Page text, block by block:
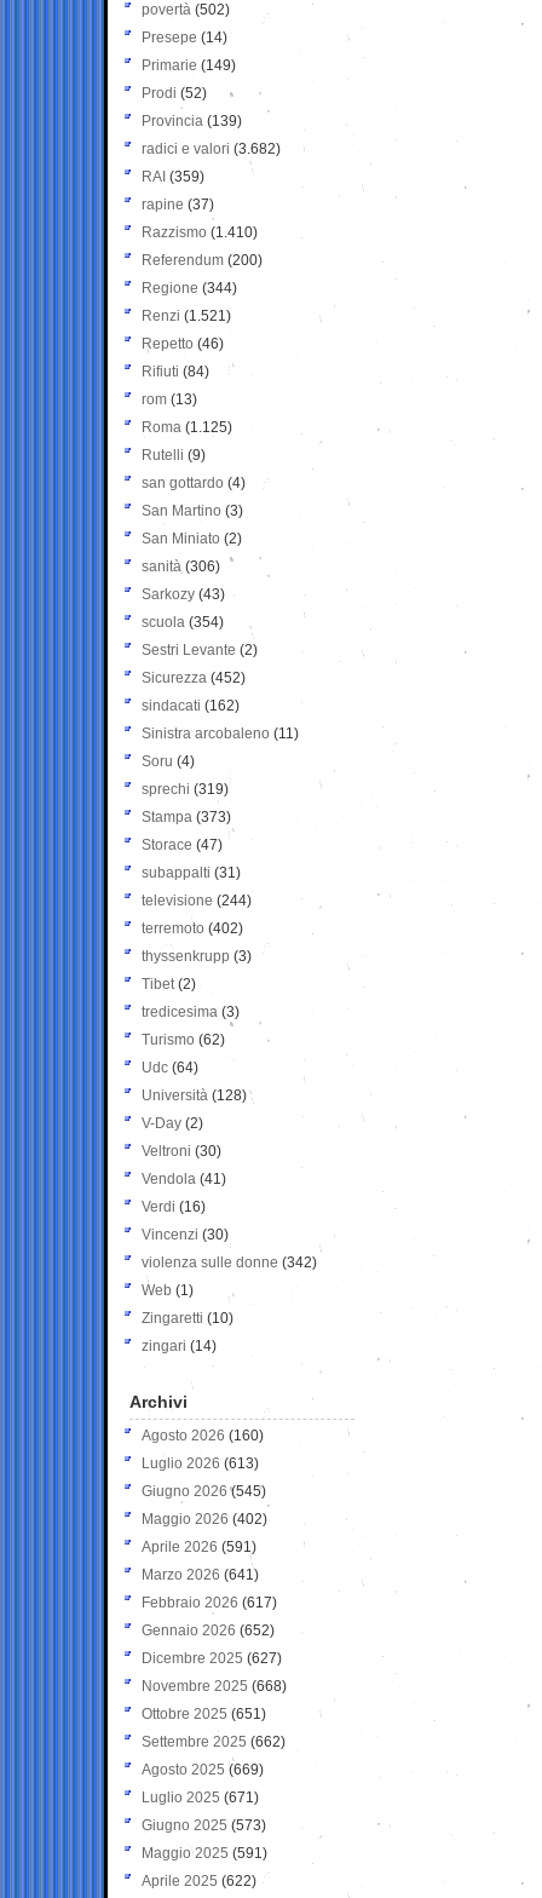
povertà (502)
Presepe (14)
Primarie (149)
Prodi (52)
Provincia (139)
radici e valori (3.682)
RAI (359)
rapine (37)
Razzismo (1.410)
Referendum (200)
Regione (344)
Renzi (1.521)
Repetto (46)
Rifiuti (84)
rom (13)
Roma (1.125)
Rutelli (9)
san gottardo (4)
San Martino (3)
San Miniato (2)
sanità (306)
Sarkozy (43)
scuola (354)
Sestri Levante (2)
Sicurezza (452)
sindacati (162)
Sinistra arcobaleno (11)
Soru (4)
sprechi (319)
Stampa (373)
Storace (47)
subappalti (31)
televisione(244)
terremoto (402)
thyssenkrupp (3)
Tibet(2)
tredicesima (3)
Turismo (62)
Udc (64)
Università (128)
V-Day (2)
Veltroni (30)
Vendola (41)
Verdi (16)
Vincenzi (30)
violenza sulle donne (342)
Web (1)
Zingaretti (10)
zingari (14)
Archivi
Agosto 2026 (160)
Luglio 2026 (613)
Giugno 2026 (545)
Maggio 2026 (402)
Aprile 2026 (591)
Marzo 2026 (641)
Febbraio 2026 (617)
Gennaio 2026 (652)
Dicembre 2025 (627)
Novembre 2025 (668)
Ottobre 2025 (651)
Settembre 2025 (662)
Agosto 2025 (669)
Luglio 2025 (671)
Giugno 2025 (573)
Maggio 2025 (591)
Aprile 2025 (622)